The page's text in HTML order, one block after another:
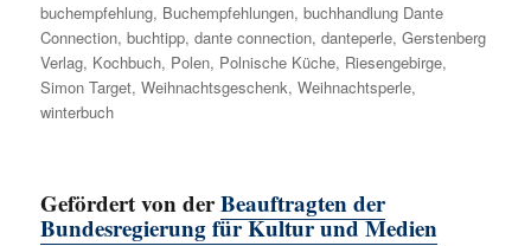
buchempfehlung, Buchempfehlungen,buchhandlung Dante
Connection,buchtipp,dante connection,danteperle,Gerstenberg
Verlag, Kochbuch, Polen, Polnische Küche, Riesengebirge,
Simon Target,Weihnachtsgeschenk,Weihnachtsperle,
winterbuch
Gefördert von derBeauftragten der
Bundesregierung für Kultur und Medien